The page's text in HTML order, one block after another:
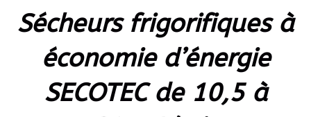
Sécheurs frigorifiques à
économie d’énergie
SECOTEC de 10,5 à